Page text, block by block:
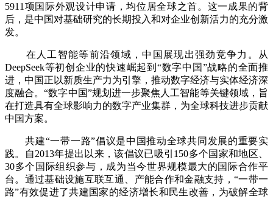
5911项国际外观设计申请，均位居全球之首。这一成果的背
后，是中国对基础研究的长期投入和对企业创新活力的充分激
发。
在人工智能等前沿领域，中国展现出强劲竞争力。从
DeepSeek等初创企业的快速崛起到“数字中国”战略的全面推
进，中国正以新质生产力为引擎，推动数字经济与实体经济深
度融合。“数字中国”规划进一步聚焦人工智能等关键领域，旨
在打造具有全球影响力的数字产业集群，为全球科技进步贡献
中国方案。
共建“一带一路”倡议是中国推动全球共同发展的重要实
践。自2013年提出以来，该倡议已吸引150多个国家和地区、
30多个国际组织参与，成为当今世界规模最大的国际合作平
台。通过基础设施互联互通、产能合作和金融支持，“一带一
路”有效促进了共建国家的经济增长和民生改善，为破解全球